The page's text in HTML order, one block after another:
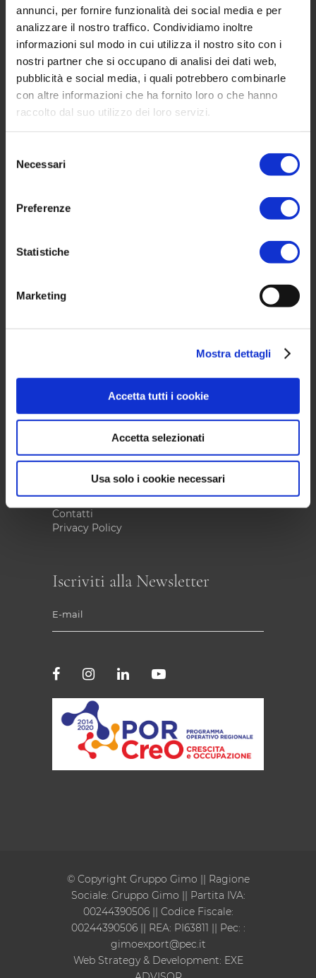
annunci, per fornire funzionalità dei social media e per
analizzare il nostro traffico. Condividiamo inoltre
informazioni sul modo in cui utilizza il nostro sito con i
nostri partner che si occupano di analisi dei dati web,
pubblicità e social media, i quali potrebbero combinarle
con altre informazioni che ha fornito loro o che hanno
raccolto dal suo utilizzo dei loro servizi.
delNecessari
Preferenze
Statistiche
Marketing
Mostra dettagli
Accetta tutti i cookie
Accetta selezionati
Usa solo i cookie necessari
Un gruppo di industrie toscane
di grande tradizione. Dal 1975, il
Gruppo GIMO porta in tutto il
mondo il meglio
dell’arredamento italiano.
56035 Perignano Area
Telefono
E-mail
La Filosofia
I Servizi
Portfolio
Marketplace
Notizie
Contatti
Privacy Policy
Iscriviti alla Newsletter
© Copyright Gruppo Gimo || Ragione
Sociale: Gruppo Gimo || Partita IVA:
00244390506 || Codice Fiscale:
00244390506 || REA: PI63811 || Pec: :
gimoexport@pec.it
Web Strategy & Development: EXE